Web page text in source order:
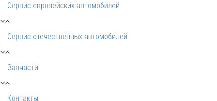
Сервис европейских автомобилей
Сервис отечественных автомобилей
Запчасти
Контакты